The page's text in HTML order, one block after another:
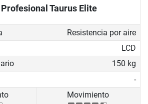
Taurus Elite
Resistencia por aire
LCD
150 kg
-
Movimiento